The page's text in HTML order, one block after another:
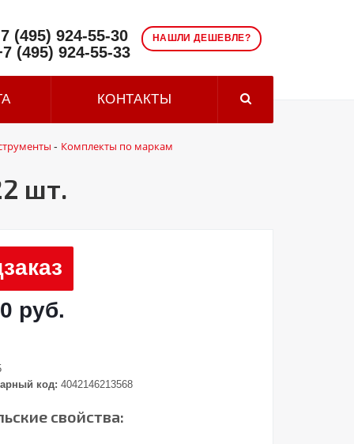
НАШЛИ ДЕШЕВЛЕ?
(495) 924-55-30
(495) 924-55-33
КОНТАКТЫ
- Комплекты по маркам
шт.
руб.
код: 4042146213568
свойства: